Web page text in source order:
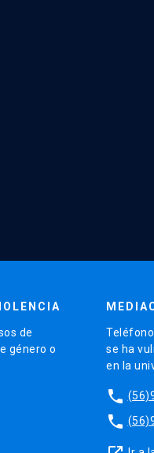
de
género o
se ha
en la
phone
phone